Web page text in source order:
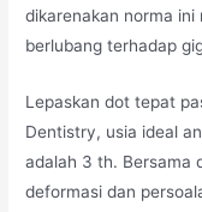
dikarenakan norma
berlubang terhadap
Lepaskan dot tepat
Dentistry, usia ideal
adalah 3 th. Bersama
deformasi dan